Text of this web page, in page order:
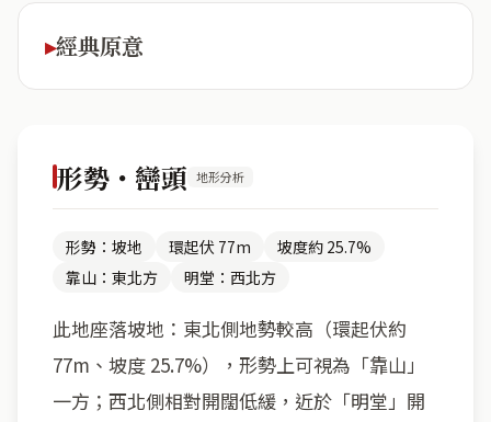
經典原意
形勢・巒頭 地形分析
形勢：坡地 環起伏 77m
坡度約 25.7%
靠山：東北方
明堂：西北方
此地座落坡地：東北側地勢較高（環起伏約
77m、坡度 25.7%），形勢上可視為「靠山」
一方；西北側相對開闊低緩，近於「明堂」開